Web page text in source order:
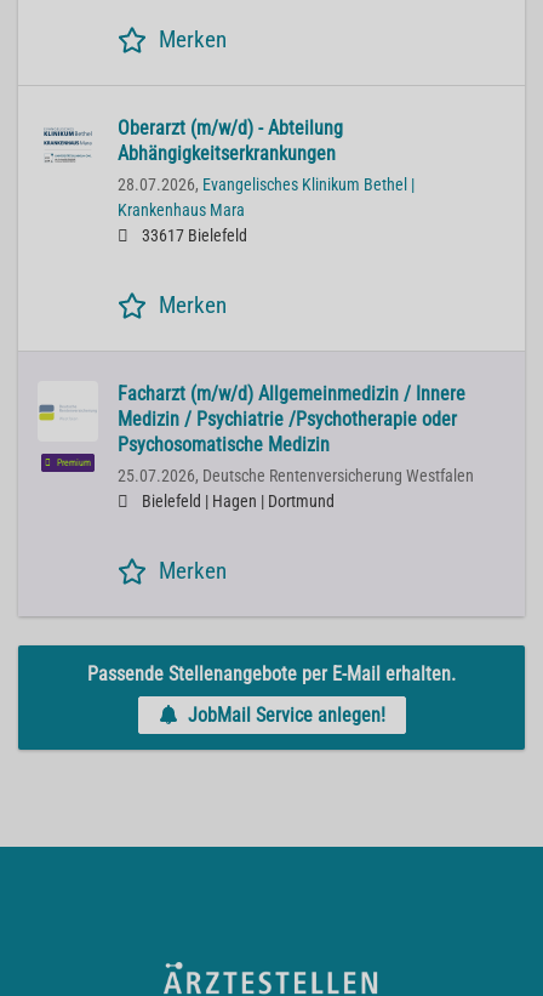
Merken
Oberarzt (m/w/d) - Abteilung
Abhängigkeitserkrankungen
28.07.2026, Evangelisches Klinikum Bethel |
Krankenhaus Mara
33617 Bielefeld
Merken
Premium
Facharzt (m/w/d) Allgemeinmedizin / Innere
Medizin / Psychiatrie /Psychotherapie oder
Psychosomatische Medizin
25.07.2026, Deutsche Rentenversicherung Westfalen
Bielefeld | Hagen | Dortmund
Merken
Passende Stellenangebote per E-Mail erhalten.
JobMail Service anlegen!